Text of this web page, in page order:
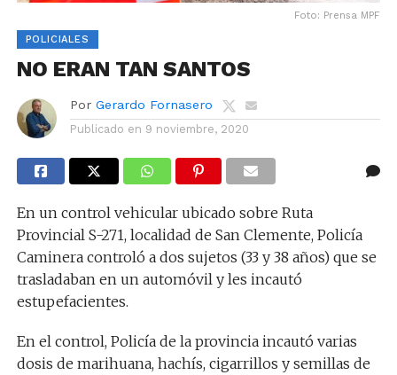
Foto: Prensa MPF
POLICIALES
NO ERAN TAN SANTOS
Por Gerardo Fornasero
Publicado en 9 noviembre, 2020
En un control vehicular ubicado sobre Ruta
Provincial S-271, localidad de San Clemente, Policía
Caminera controló a dos sujetos (33 y 38 años) que se
trasladaban en un automóvil y les incautó
estupefacientes.
En el control, Policía de la provincia incautó varias
dosis de marihuana, hachís, cigarrillos y semillas de